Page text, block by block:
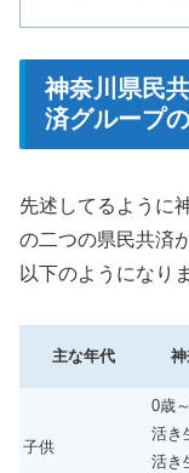
神奈川県民
済グループ
先述してるように
の二つの県民共済
以下のようになり
主な年代
子供
0歳
活き
活き